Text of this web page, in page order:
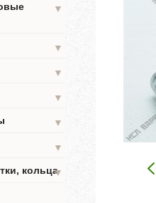
▼
▼
▼
▼
▼
▼
кольца▼